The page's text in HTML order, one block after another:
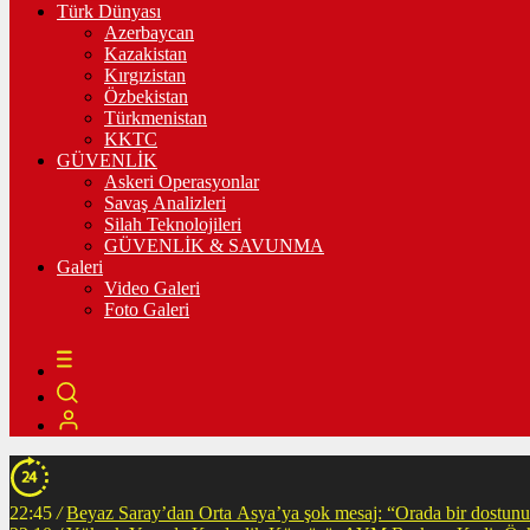
Türk Dünyası
Azerbaycan
Kazakistan
Kırgızistan
Özbekistan
Türkmenistan
KKTC
GÜVENLİK
Askeri Operasyonlar
Savaş Analizleri
Silah Teknolojileri
GÜVENLİK & SAVUNMA
Galeri
Video Galeri
Foto Galeri
22:45 / Beyaz Saray’dan Orta Asya’ya şok mesaj: “Orada bir